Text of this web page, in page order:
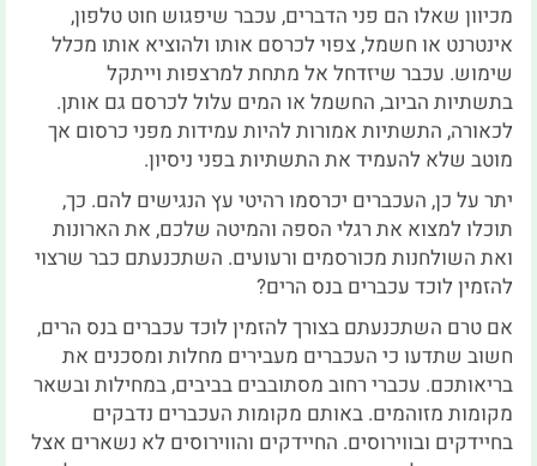
מכיוון שאלו הם פני הדברים, עכבר שיפגוש חוט טלפון,
אינטרנט או חשמל, צפוי לכרסם אותו ולהוציא אותו מכלל
שימוש. עכבר שיזדחל אל מתחת למרצפות וייתקל
בתשתיות הביוב, החשמל או המים עלול לכרסם גם אותן.
לכאורה, התשתיות אמורות להיות עמידות מפני כרסום אך
מוטב שלא להעמיד את התשתיות בפני ניסיון.
יתר על כן, העכברים יכרסמו רהיטי עץ הנגישים להם. כך,
תוכלו למצוא את רגלי הספה והמיטה שלכם, את הארונות
ואת השולחנות מכורסמים ורעועים. השתכנעתם כבר שרצוי
להזמין לוכד עכברים בנס הרים?
אם טרם השתכנעתם בצורך להזמין לוכד עכברים בנס הרים,
חשוב שתדעו כי העכברים מעבירים מחלות ומסכנים את
בריאותכם. עכברי רחוב מסתובבים בביבים, במחילות ובשאר
מקומות מזוהמים. באותם מקומות העכברים נדבקים
בחיידקים ובווירוסים. החיידקים והווירוסים לא נשארים אצל